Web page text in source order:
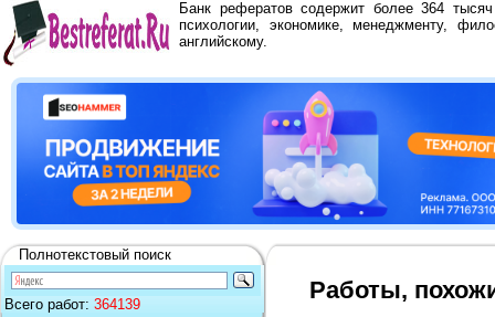
Банк рефератов содержит более 364
психологии, экономике, менеджменту,
английскому.
Полнотекстовый поиск
Всего работ: 364139
Работы,